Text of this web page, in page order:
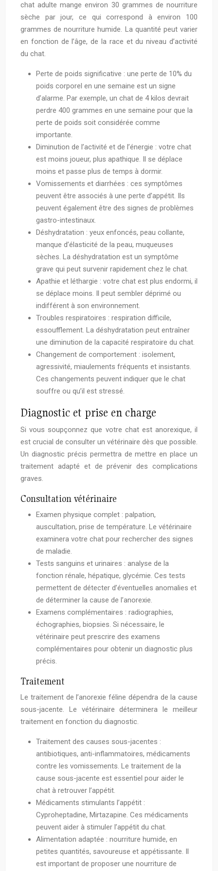
chat adulte mange environ 30 grammes de nourriture
sèche par jour, ce qui correspond à environ 100
grammes de nourriture humide. La quantité peut varier
en fonction de l’âge, de la race et du niveau d’activité
du chat.
Perte de poids significative : une perte de 10% du
poids corporel en une semaine est un signe
d’alarme. Par exemple, un chat de 4 kilos devrait
perdre 400 grammes en une semaine pour que la
perte de poids soit considérée comme
importante.
Diminution de l’activité et de l’énergie : votre chat
est moins joueur, plus apathique. Il se déplace
moins et passe plus de temps à dormir.
Vomissements et diarrhées : ces symptômes
peuvent être associés à une perte d’appétit. Ils
peuvent également être des signes de problèmes
gastro-intestinaux.
Déshydratation : yeux enfoncés, peau collante,
manque d’élasticité de la peau, muqueuses
sèches. La déshydratation est un symptôme
grave qui peut survenir rapidement chez le chat.
Apathie et léthargie : votre chat est plus endormi, il
se déplace moins. Il peut sembler déprimé ou
indifférent à son environnement.
Troubles respiratoires : respiration difficile,
essoufflement. La déshydratation peut entraîner
une diminution de la capacité respiratoire du chat.
Changement de comportement : isolement,
agressivité, miaulements fréquents et insistants.
Ces changements peuvent indiquer que le chat
souffre ou qu’il est stressé.
Diagnostic et prise en charge
Si vous soupçonnez que votre chat est anorexique, il
est crucial de consulter un vétérinaire dès que possible.
Un diagnostic précis permettra de mettre en place un
traitement adapté et de prévenir des complications
graves.
Consultation vétérinaire
Examen physique complet : palpation,
auscultation, prise de température. Le vétérinaire
examinera votre chat pour rechercher des signes
de maladie.
Tests sanguins et urinaires : analyse de la
fonction rénale, hépatique, glycémie. Ces tests
permettent de détecter d’éventuelles anomalies et
de déterminer la cause de l’anorexie.
Examens complémentaires : radiographies,
échographies, biopsies. Si nécessaire, le
vétérinaire peut prescrire des examens
complémentaires pour obtenir un diagnostic plus
précis.
Traitement
Le traitement de l’anorexie féline dépendra de la cause
sous-jacente. Le vétérinaire déterminera le meilleur
traitement en fonction du diagnostic.
Traitement des causes sous-jacentes :
antibiotiques, anti-inflammatoires, médicaments
contre les vomissements. Le traitement de la
cause sous-jacente est essentiel pour aider le
chat à retrouver l’appétit.
Médicaments stimulants l’appétit :
Cyproheptadine, Mirtazapine. Ces médicaments
peuvent aider à stimuler l’appétit du chat.
Alimentation adaptée : nourriture humide, en
petites quantités, savoureuse et appétissante. Il
est important de proposer une nourriture de